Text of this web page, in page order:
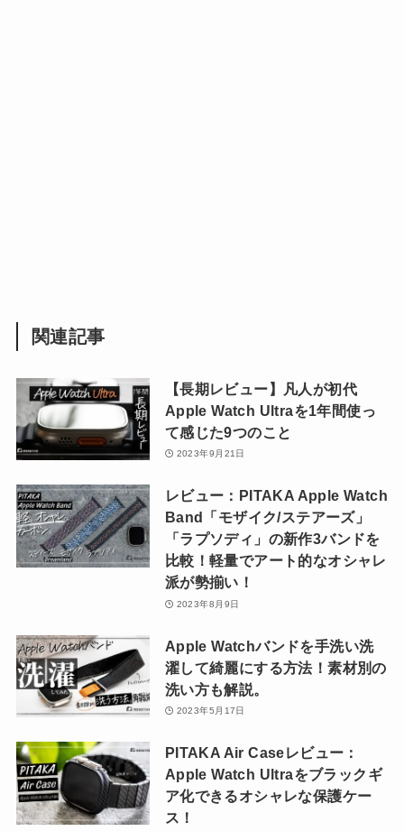
関連記事
【長期レビュー】凡人が初代
Apple Watch Ultraを1年間使っ
て感じた9つのこと
2023年9月21日
レビュー：PITAKA Apple Watch
Band「モザイク/ステアーズ」
「ラプソディ」の新作3バンドを
比較！軽量でアート的なオシャレ
派が勢揃い！
2023年8月9日
Apple Watchバンドを手洗い洗
濯して綺麗にする方法！素材別の
洗い方も解説。
2023年5月17日
PITAKA Air Caseレビュー：
Apple Watch Ultraをブラックギ
ア化できるオシャレな保護ケー
ス！